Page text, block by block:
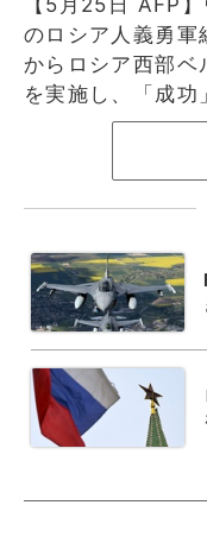
のロシア人義勇
からロシア西部ベ
を実施し、「成功